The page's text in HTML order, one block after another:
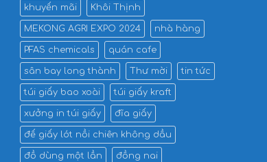
khuyến mãi Khôi Thịnh
MEKONG AGRI EXPO 2024 nhà hàng
PFAS chemicals quán cafe
sân bay long thành Thư mời tin tức
túi giấy bao xoài túi giấy kraft
xưởng in túi giấy đĩa giấy
đế giấy lót nồi chiên không dầu
đồ dùng một lần đồng nai